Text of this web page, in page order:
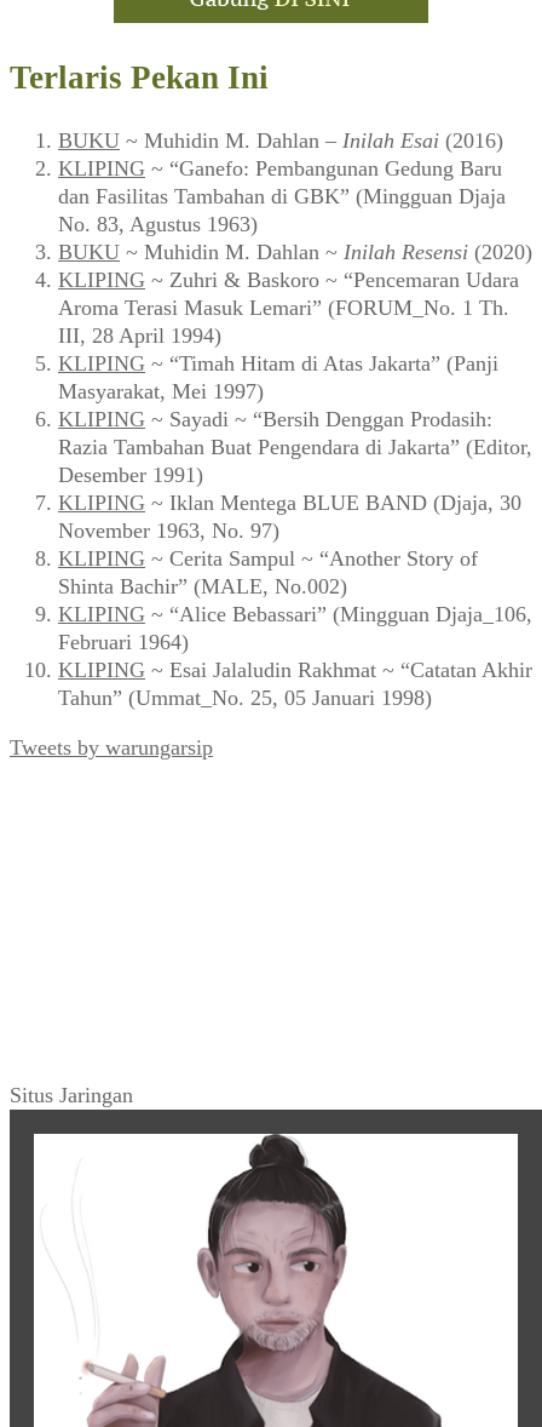
Terlaris Pekan Ini
BUKU ~ Muhidin M. Dahlan – Inilah Esai (2016)
KLIPING ~ “Ganefo: Pembangunan Gedung Baru
dan Fasilitas Tambahan di GBK” (Mingguan Djaja
No. 83, Agustus 1963)
BUKU ~ Muhidin M. Dahlan ~ Inilah Resensi (2020)
KLIPING ~ Zuhri & Baskoro ~ “Pencemaran Udara
Aroma Terasi Masuk Lemari” (FORUM_No. 1 Th.
III, 28 April 1994)
KLIPING ~ “Timah Hitam di Atas Jakarta” (Panji
Masyarakat, Mei 1997)
KLIPING ~ Sayadi ~ “Bersih Denggan Prodasih:
Razia Tambahan Buat Pengendara di Jakarta” (Editor,
Desember 1991)
KLIPING ~ Iklan Mentega BLUE BAND (Djaja, 30
November 1963, No. 97)
KLIPING ~ Cerita Sampul ~ “Another Story of
Shinta Bachir” (MALE, No.002)
KLIPING ~ “Alice Bebassari” (Mingguan Djaja_106,
Februari 1964)
KLIPING ~ Esai Jalaludin Rakhmat ~ “Catatan Akhir
Tahun” (Ummat_No. 25, 05 Januari 1998)
Tweets by warungarsip
Situs Jaringan